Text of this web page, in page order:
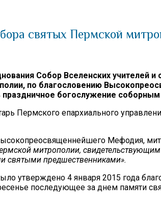
святых Пермской
Собор Вселенских учителей и
по благословению
богослужение
Пермского епархиального
Мефодия,
митрополии,
святыми предшественниками».
утверждено 4 января 2015 года
последующее за днем памяти